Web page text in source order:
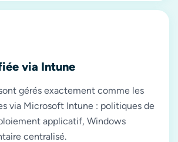
via Intune
gérés exactement comme les
via Microsoft Intune : politiques de
applicatif, Windows
centralisé.